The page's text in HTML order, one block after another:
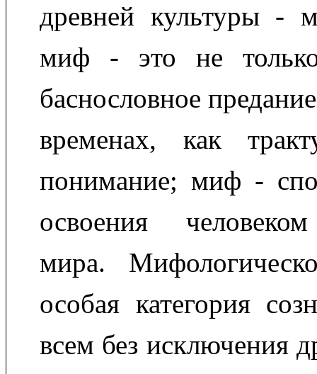
древней культуры -
миф - это не
баснословное
временах, как
понимание; миф -
освоения
мира.
особая категория
всем без исключения